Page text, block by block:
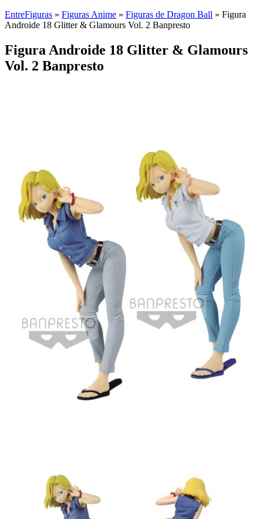
EntreFiguras » Figuras Anime » Figuras de Dragon Ball » Figura
Androide 18 Glitter & Glamours Vol. 2 Banpresto
Figura Androide 18 Glitter & Glamours
Vol. 2 Banpresto